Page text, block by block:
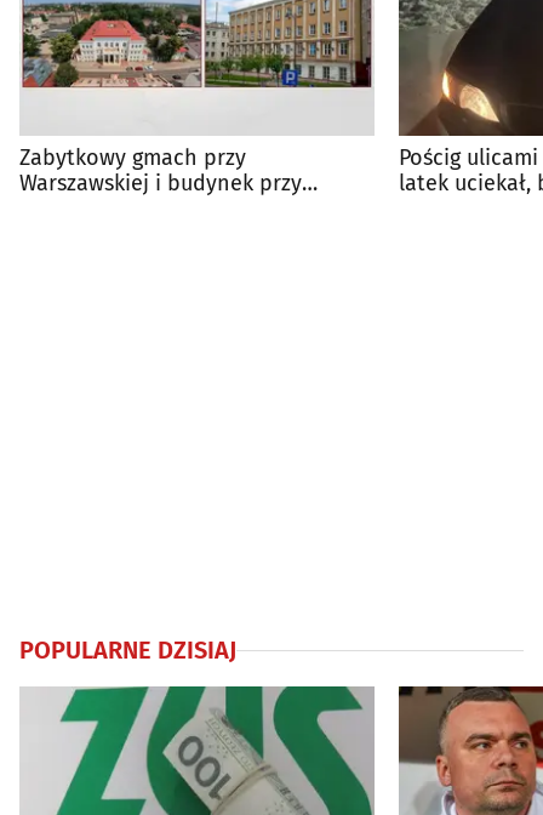
Zabytkowy gmach przy
Warszawskiej i budynek przy
Pościg
latek uciekał,
POPULARNE DZISIAJ